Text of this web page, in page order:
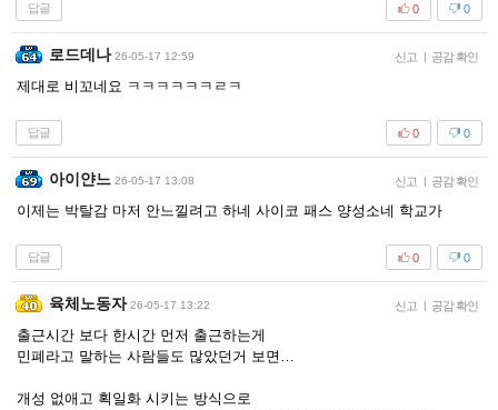
답글 0
0
로드데나 26-05-17 12:59 신고 공감 확인
제대로 비꼬네요 ㅋㅋㅋㅋㅋㅋㄹㅋ
답글 0
0
아이얀느 26-05-17 13:08 신고 공감 확인
이제는 박탈감 마저 안느낄려고 하네 사이코 패스 양성소네 학교가
답글 0
0
육체노동자 26-05-17 13:22 신고 공감 확인
출근시간 보다 한시간 먼저 출근하는게
민폐라고 말하는 사람들도 많았던거 보면…
개성 없애고 획일화 시키는 방식으로